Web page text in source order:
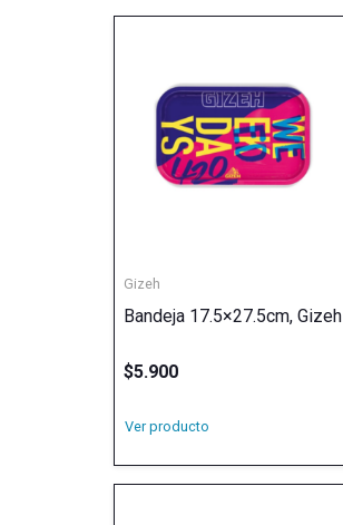
Gizeh
Bandeja 17.5×27.5cm, Gizeh
$5.900
Ver producto